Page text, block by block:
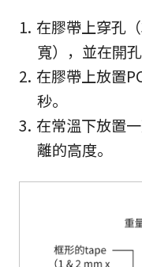
在膠帶上穿孔
寬），並在開
在膠帶上放置
秒。
在常溫下放置
離的高度。